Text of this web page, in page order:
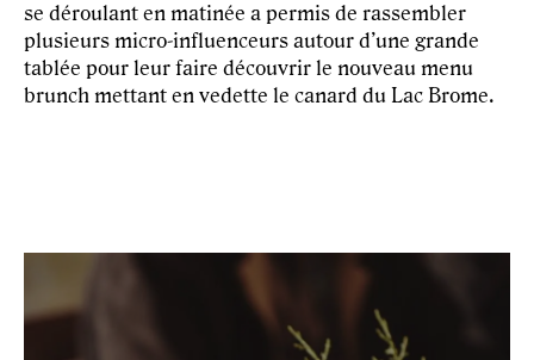
se déroulant en matinée a permis de rassembler
plusieurs micro‑influenceurs autour d’une grande
tablée pour leur faire découvrir le nouveau menu
brunch mettant en vedette le canard du Lac Brome.